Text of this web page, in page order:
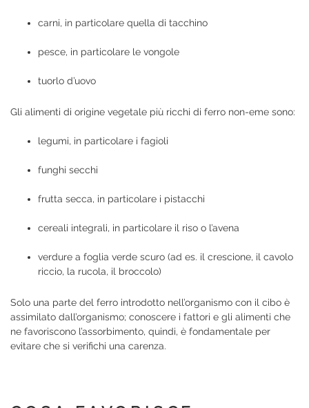
carni, in particolare quella di tacchino
pesce, in particolare le vongole
tuorlo d’uovo
Gli alimenti di origine vegetale più ricchi di ferro non-eme sono:
legumi, in particolare i fagioli
funghi secchi
frutta secca, in particolare i pistacchi
cereali integrali, in particolare il riso o l’avena
verdure a foglia verde scuro (ad es. il crescione, il cavolo
riccio, la rucola, il broccolo)
Solo una parte del ferro introdotto nell’organismo con il cibo è
assimilato dall’organismo; conoscere i fattori e gli alimenti che
ne favoriscono l’assorbimento, quindi, è fondamentale per
evitare che si verifichi una carenza.